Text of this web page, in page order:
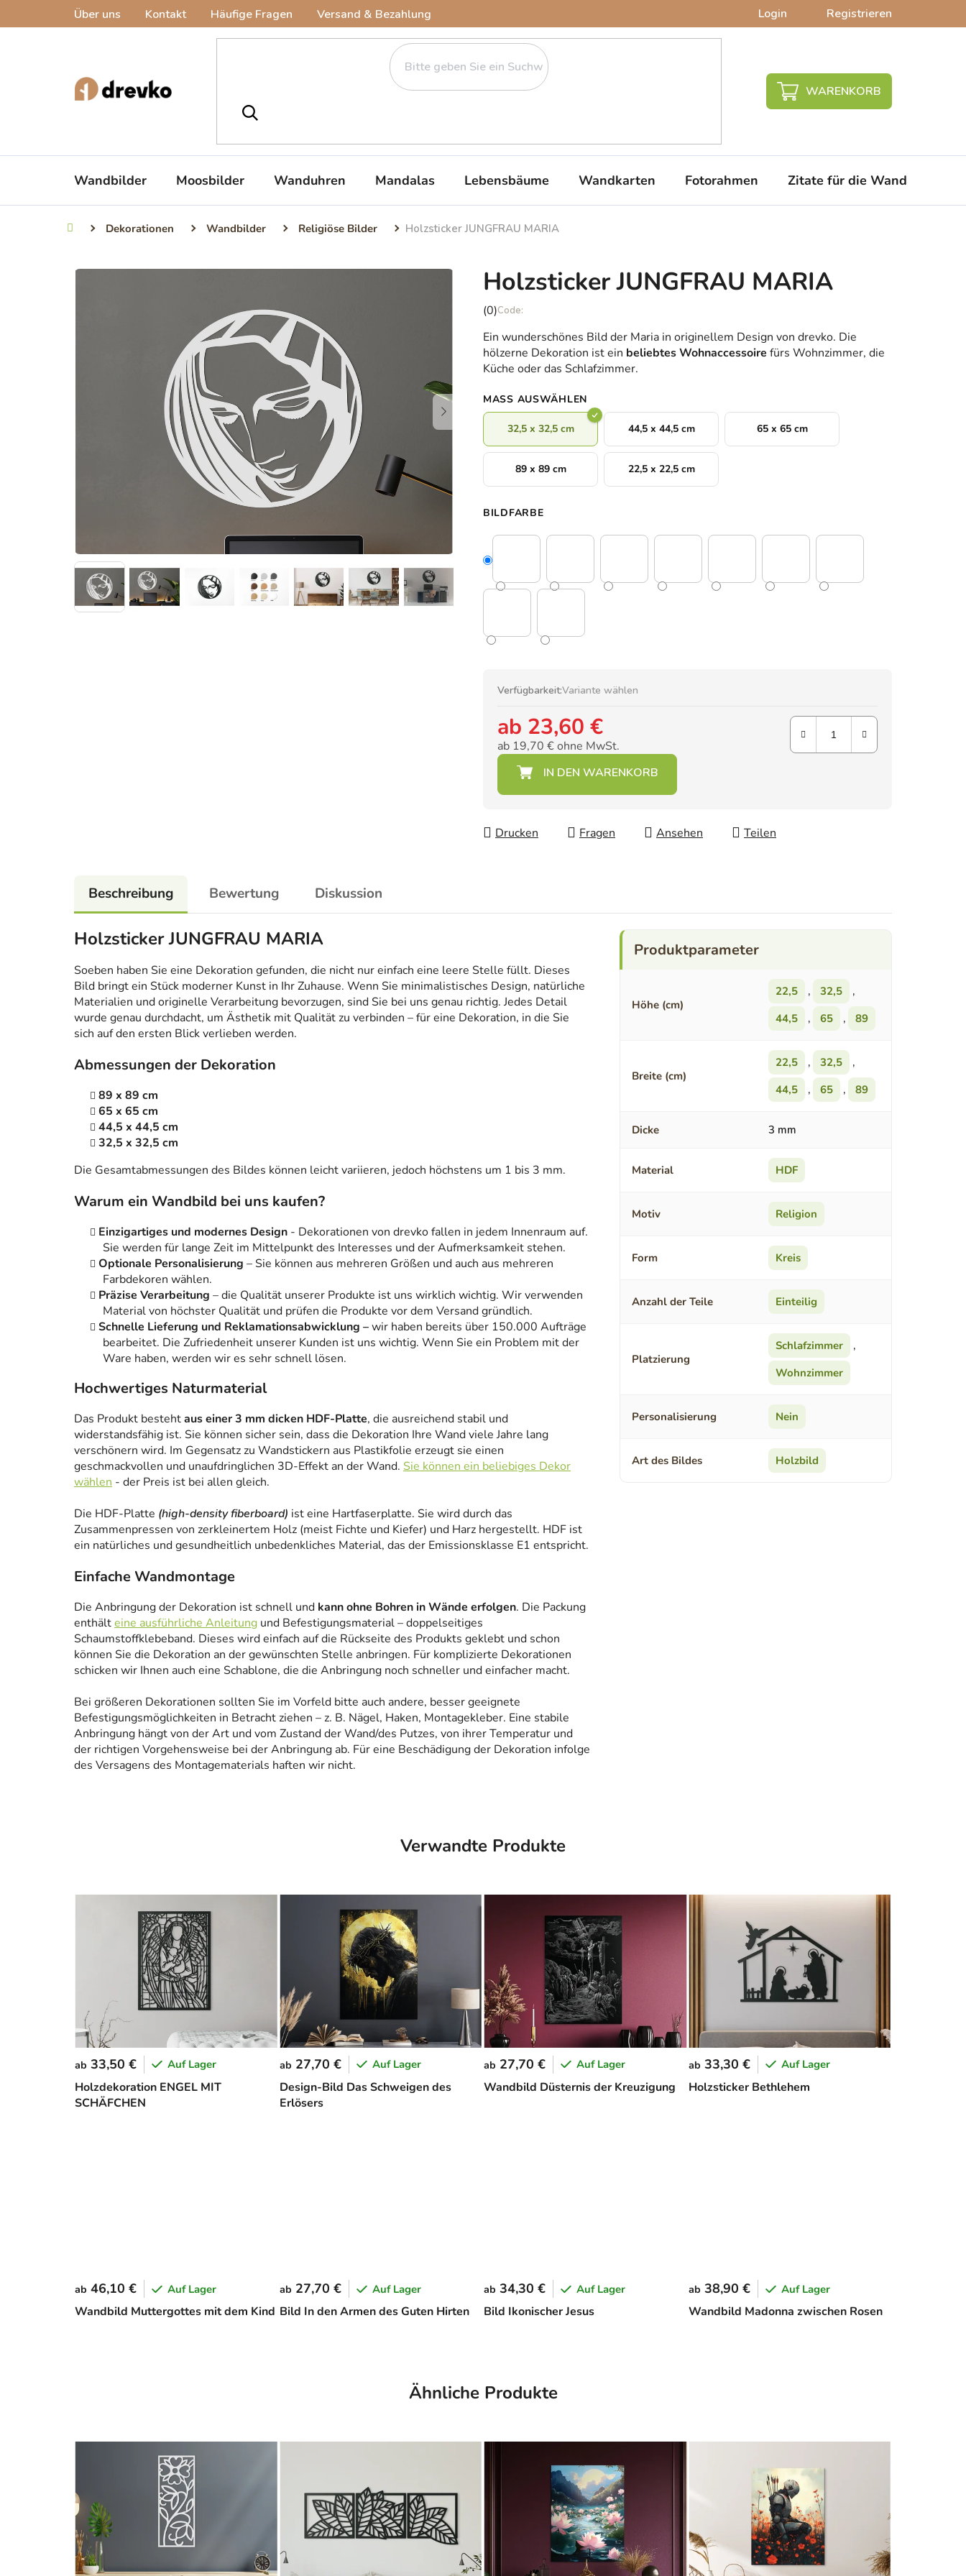
Über uns Kontakt Häufige Fragen Versand & Bezahlung Login Registrieren
WARENKORB
Wandbilder Moosbilder Wanduhren Mandalas Lebensbäume Wandkarten Fotorahmen Zitate für die Wand
StartseiteDekorationen Wandbilder Religiöse Bilder Holzsticker JUNGFRAU MARIA
Holzsticker JUNGFRAU MARIA
Die
Produktbewertung
ist
0,0
5
Sternen.
(0)
Ein wunderschönes Bild der Maria in originellem Design von drevko. Die
hölzerne Dekoration ist ein beliebtes Wohnaccessoire fürs Wohnzimmer, die
Küche oder das Schlafzimmer.
MASS AUSWÄHLEN
32,5 x 32,5 cm 44,5 x 44,5 cm 65 x 65 cm
89 x 89 cm 22,5 x 22,5 cm
BILDFARBE
Verfügbarkeit:Variante wählen
ab 23,60 €
ab 19,70 €ohne MwSt.
Verkaufspreis:
Drucken Fragen Ansehen Teilen
Beschreibung Bewertung Diskussion
Holzsticker JUNGFRAU MARIA
Soeben haben Sie eine Dekoration gefunden, die nicht nur einfach eine leere Stelle füllt. Dieses
Bild bringt ein Stück moderner Kunst in Ihr Zuhause. Wenn Sie minimalistisches Design, natürliche
Materialien und originelle Verarbeitung bevorzugen, sind Sie bei uns genau richtig. Jedes Detail
wurde genau durchdacht, um Ästhetik mit Qualität zu verbinden – für eine Dekoration, in die Sie
sich auf den ersten Blick verlieben werden.
Abmessungen der Dekoration
89 x 89 cm
65 x 65 cm
44,5 x 44,5 cm
32,5 x 32,5 cm
Die Gesamtabmessungen des Bildes können leicht variieren, jedoch höchstens um 1 bis 3 mm.
Warum ein Wandbild bei uns kaufen?
Einzigartiges und modernes Design - Dekorationen von drevko fallen in jedem Innenraum auf.
Sie werden für lange Zeit im Mittelpunkt des Interesses und der Aufmerksamkeit stehen.
Optionale Personalisierung – Sie können aus mehreren Größen und auch aus mehreren
Farbdekoren wählen.
Präzise Verarbeitung – die Qualität unserer Produkte ist uns wirklich wichtig. Wir verwenden
Material von höchster Qualität und prüfen die Produkte vor dem Versand gründlich.
Schnelle Lieferung und Reklamationsabwicklung –wir haben bereits über 150.000 Aufträge
bearbeitet. Die Zufriedenheit unserer Kunden ist uns wichtig. Wenn Sie ein Problem mit der
Ware haben, werden wir es sehr schnell lösen.
Hochwertiges Naturmaterial
Das Produkt bestehtaus einer 3 mm dicken HDF-Platte, die ausreichend stabil und
widerstandsfähig ist. Sie können sicher sein, dass die Dekoration Ihre Wand viele Jahre lang
verschönern wird. Im Gegensatz zu Wandstickern aus Plastikfolie erzeugt sie einen
geschmackvollen und unaufdringlichen 3D-Effekt an der Wand. Sie können ein beliebiges Dekor
wählen - der Preis ist bei allen gleich.
Die HDF-Platte (high-density fiberboard) ist eine Hartfaserplatte. Sie wird durch das
Zusammenpressen von zerkleinertem Holz (meist Fichte und Kiefer) und Harz hergestellt. HDF ist
ein natürliches und gesundheitlich unbedenkliches Material, das der Emissionsklasse E1 entspricht.
Einfache Wandmontage
Die Anbringung der Dekoration ist schnell und kann ohne Bohren in Wände erfolgen. Die Packung
enthälteine ausführliche Anleitung und Befestigungsmaterial – doppelseitiges
Schaumstoffklebeband. Dieses wird einfach auf die Rückseite des Produkts geklebt und schon
können Sie die Dekoration an der gewünschten Stelle anbringen. Für komplizierte Dekorationen
schicken wir Ihnen auch eine Schablone, die die Anbringung noch schneller und einfacher macht.
Bei größeren Dekorationen sollten Sie im Vorfeld bitte auch andere, besser geeignete
Befestigungsmöglichkeiten in Betracht ziehen – z. B. Nägel, Haken, Montagekleber. Eine stabile
Anbringung hängt von der Art und vom Zustand der Wand/des Putzes, von ihrer Temperatur und
der richtigen Vorgehensweise bei der Anbringung ab. Für eine Beschädigung der Dekoration infolge
des Versagens des Montagematerials haften wir nicht.
Höhe (cm)
22,5 , 32,5
,
44,5
, 65 , 89
Breite (cm)
22,5 , 32,5
,
44,5
, 65 , 89
Dicke 3 mm
Material HDF
Motiv Religion
Form Kreis
Anzahl der Teile Einteilig
Platzierung
Schlafzimmer
,
Wohnzimmer
Personalisierung Nein
Art des Bildes Holzbild
Verwandte Produkte
Holzdekoration ENGEL MIT
SCHÄFCHEN
ab 33,50 € Auf Lager
Design-Bild Das Schweigen des
Erlösers
ab 27,70 € Auf Lager
Wandbild Düsternis der Kreuzigung
ab 27,70 € Auf Lager
Holzsticker Bethlehem
ab 33,30 € Auf Lager
Wandbild Muttergottes mit dem Kind
ab 46,10 € Auf Lager
Bild In den Armen des Guten Hirten
ab 27,70 € Auf Lager
Bild Ikonischer Jesus
ab 34,30 € Auf Lager
Wandbild Madonna zwischen Rosen
ab 38,90 € Auf Lager
Ähnliche Produkte